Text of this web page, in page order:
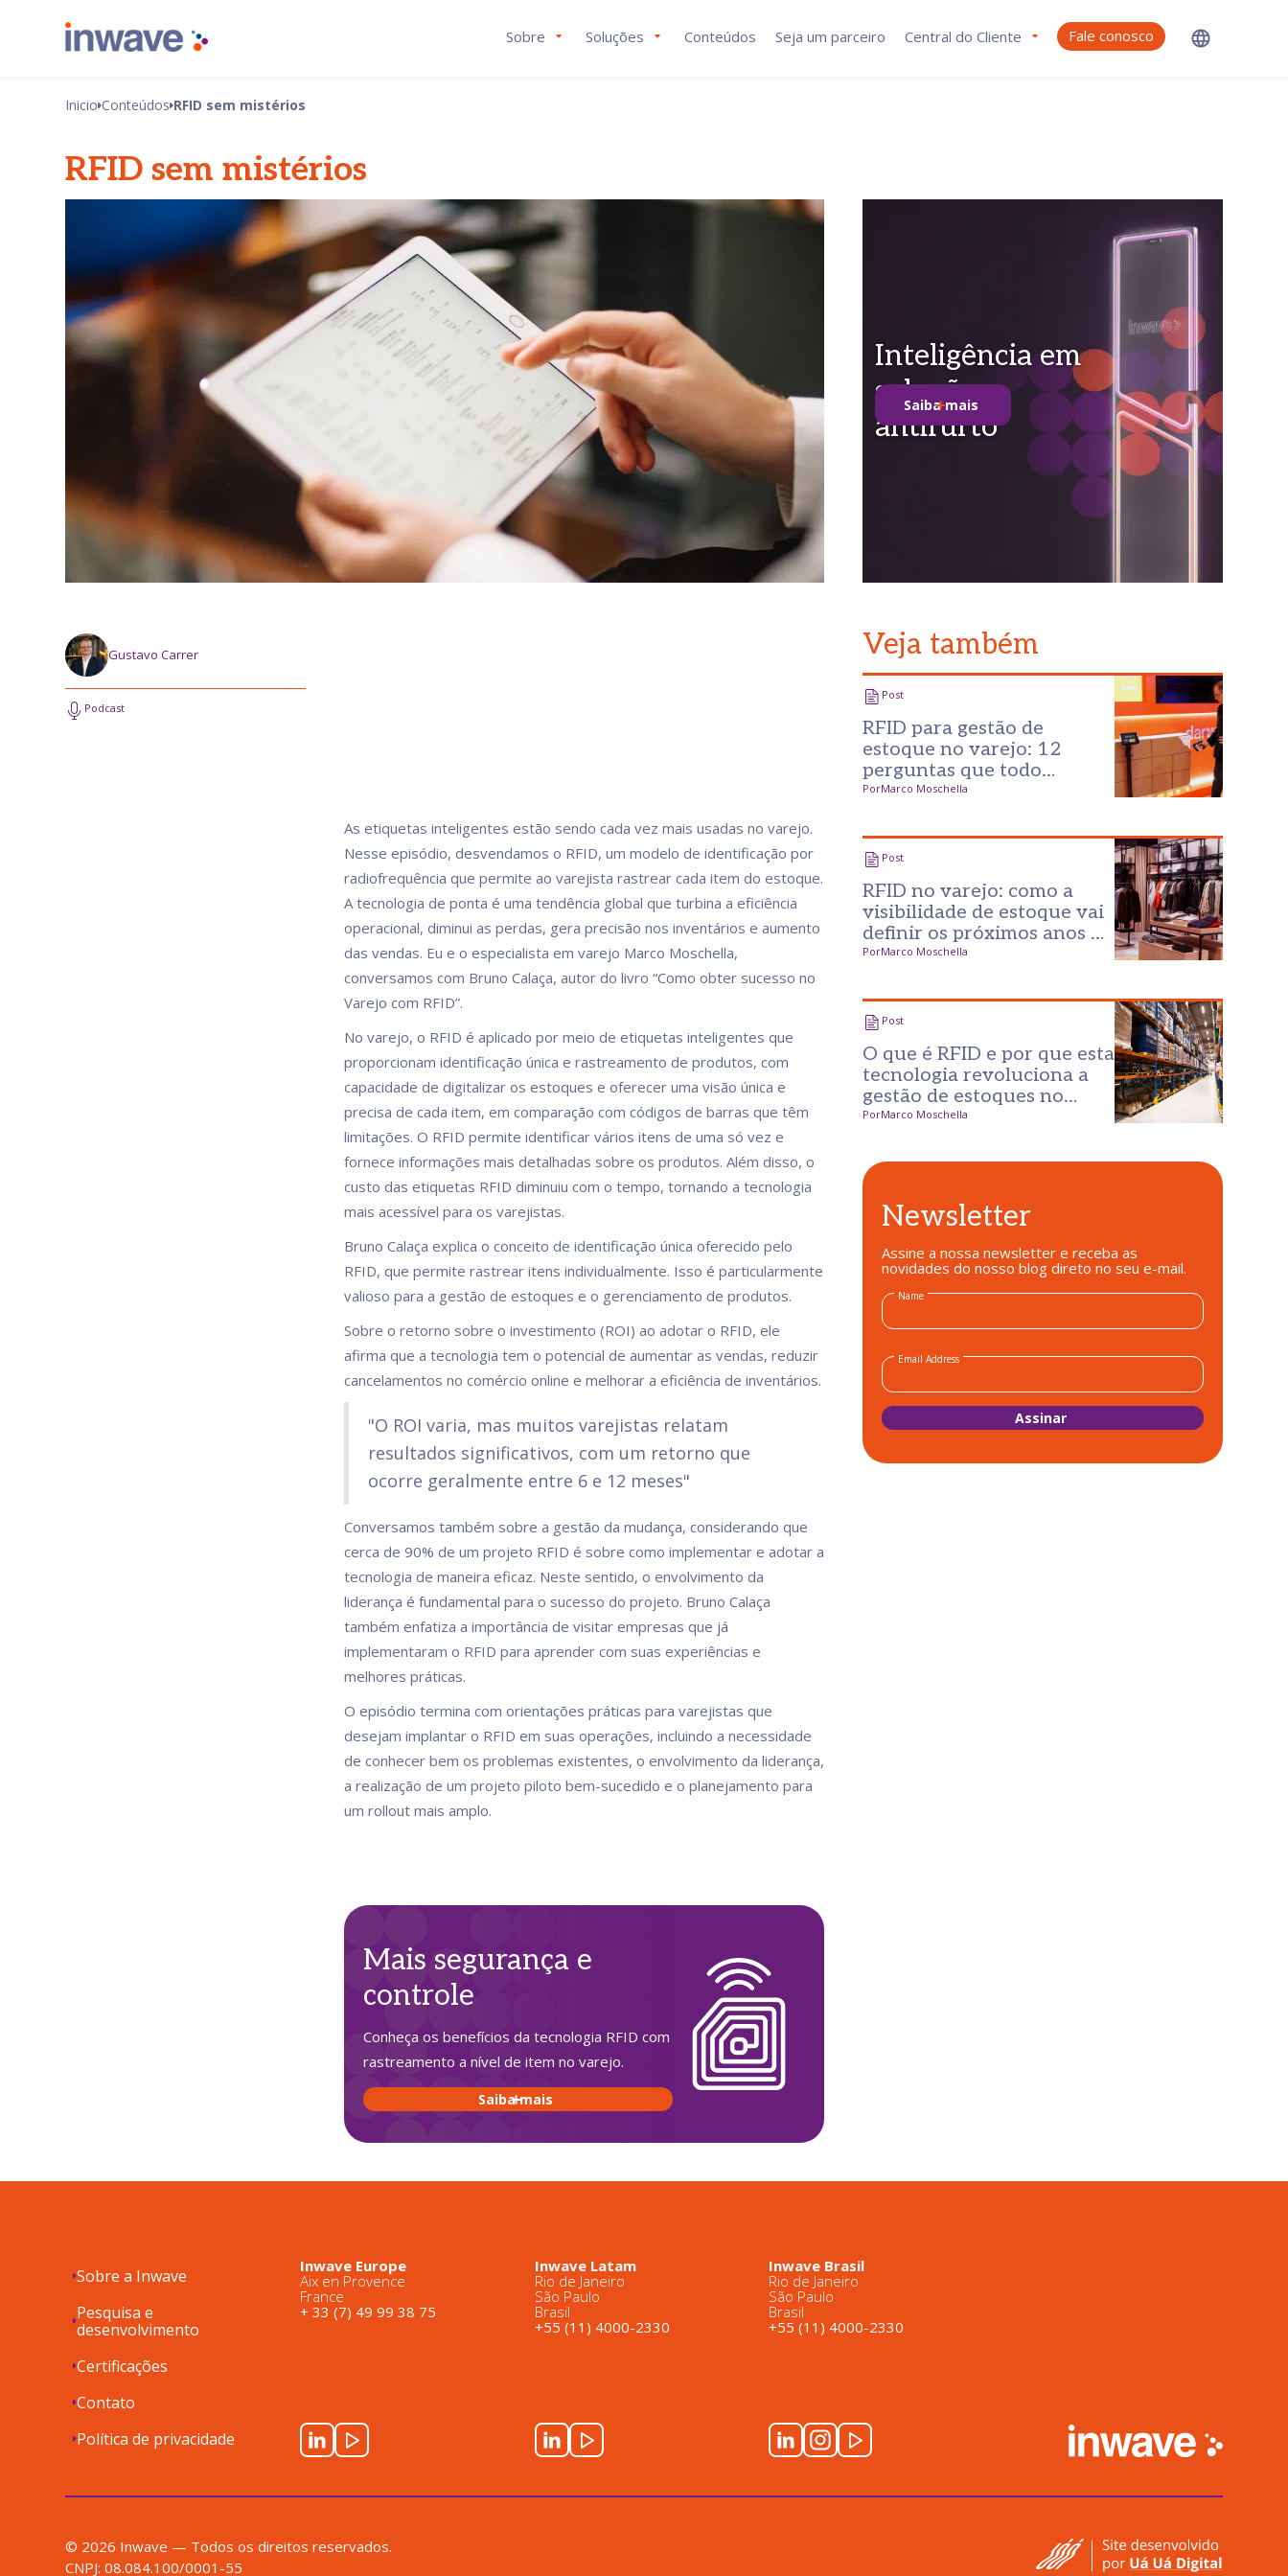
Sobre Soluções Conteúdos Seja um parceiro Central do Cliente Fale conosco
Inicio Conteúdos RFID sem mistérios
RFID sem mistérios
Gustavo Carrer
Podcast
As etiquetas inteligentes estão sendo cada vez mais usadas no varejo.
Nesse episódio, desvendamos o RFID, um modelo de identificação por
radiofrequência que permite ao varejista rastrear cada item do estoque.
A tecnologia de ponta é uma tendência global que turbina a eficiência
operacional, diminui as perdas, gera precisão nos inventários e aumento
das vendas. Eu e o especialista em varejo Marco Moschella,
conversamos com Bruno Calaça, autor do livro “Como obter sucesso no
Varejo com RFID”.
No varejo, o RFID é aplicado por meio de etiquetas inteligentes que
proporcionam identificação única e rastreamento de produtos, com
capacidade de digitalizar os estoques e oferecer uma visão única e
precisa de cada item, em comparação com códigos de barras que têm
limitações. O RFID permite identificar vários itens de uma só vez e
fornece informações mais detalhadas sobre os produtos. Além disso, o
custo das etiquetas RFID diminuiu com o tempo, tornando a tecnologia
mais acessível para os varejistas.
Bruno Calaça explica o conceito de identificação única oferecido pelo
RFID, que permite rastrear itens individualmente. Isso é particularmente
valioso para a gestão de estoques e o gerenciamento de produtos.
Sobre o retorno sobre o investimento (ROI) ao adotar o RFID, ele
afirma que a tecnologia tem o potencial de aumentar as vendas, reduzir
cancelamentos no comércio online e melhorar a eficiência de inventários.
"O ROI varia, mas muitos varejistas relatam
resultados significativos, com um retorno que
ocorre geralmente entre 6 e 12 meses"
Conversamos também sobre a gestão da mudança, considerando que
cerca de 90% de um projeto RFID é sobre como implementar e adotar a
tecnologia de maneira eficaz. Neste sentido, o envolvimento da
liderança é fundamental para o sucesso do projeto. Bruno Calaça
também enfatiza a importância de visitar empresas que já
implementaram o RFID para aprender com suas experiências e
melhores práticas.
O episódio termina com orientações práticas para varejistas que
desejam implantar o RFID em suas operações, incluindo a necessidade
de conhecer bem os problemas existentes, o envolvimento da liderança,
a realização de um projeto piloto bem-sucedido e o planejamento para
um rollout mais amplo.
Mais segurança e
controle
Conheça os benefícios da tecnologia RFID com
rastreamento a nível de item no varejo.
Saiba mais
Inteligência em
soluções
antifurto
Saiba mais
Veja também
Post
RFID para gestão de
estoque no varejo: 12
perguntas que todo
varejista faz antes de
PorMarco Moschella
Post
RFID no varejo: como a
visibilidade de estoque vai
definir os próximos anos do
setor?
PorMarco Moschella
Post
O que é RFID e por que esta
tecnologia revoluciona a
gestão de estoques no
varejo?
PorMarco Moschella
Newsletter
Assine a nossa newsletter e receba as
novidades do nosso blog direto no seu e-mail.
Name
Email Address
Sobre a Inwave
Pesquisa e
desenvolvimento
Certificações
Contato
Política de privacidade
Inwave Europe
Aix en Provence
France
+ 33 (7) 49 99 38 75
Inwave Latam
Rio de Janeiro
São Paulo
Brasil
+55 (11) 4000-2330
Inwave Brasil
Rio de Janeiro
São Paulo
Brasil
+55 (11) 4000-2330
© 2026 Inwave — Todos os direitos reservados.
CNPJ: 08.084.100/0001-55